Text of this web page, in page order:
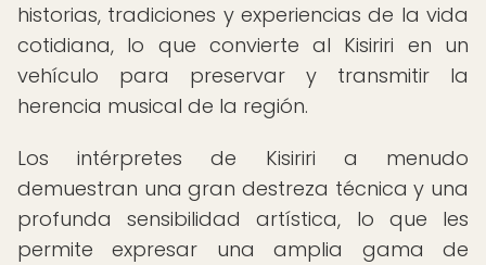
historias, tradiciones y experiencias de la vida
cotidiana, lo que convierte al Kisiriri en un
vehículo para preservar y transmitir la
herencia musical de la región.
Los intérpretes de Kisiriri a menudo
demuestran una gran destreza técnica y una
profunda sensibilidad artística, lo que les
permite expresar una amplia gama de